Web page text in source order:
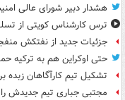
هشدار دبیر شورای عالی
ترس کارشناس کویتی از
جزئیات جدید از نفتکش
حتی اوکراین هم به ترکیه
تشکیل تیم کارآگاهان زبده
مجتبی جباری تیم جدیدش را